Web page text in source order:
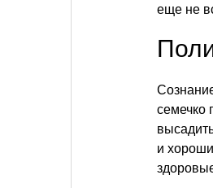
еще не
семечко
и